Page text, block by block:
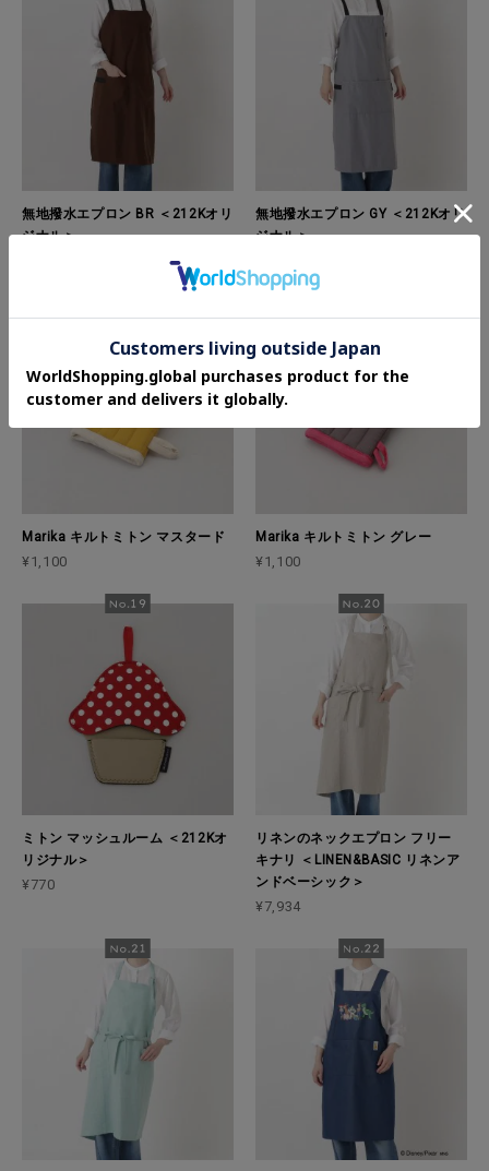
無地撥水エプロン BR ＜212Kオリ
ジナル＞
無地撥水エプロン GY ＜212Kオリ
ジナル＞
Marika キルトミトン マスタード
¥1,100
Marika キルトミトン グレー
¥1,100
ミトン マッシュルーム ＜212Kオ
リジナル＞
¥770
リネンのネックエプロン フリー
キナリ ＜LINEN&BASIC リネンア
ンドベーシック＞
¥7,934